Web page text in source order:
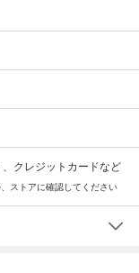
クレジットカードなど
ストアに確認してください